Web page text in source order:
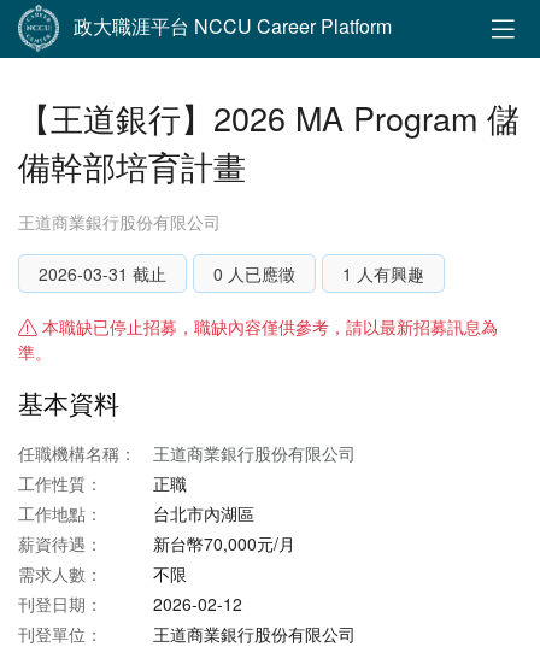
政大職涯平台 NCCU Career Platform
【王道銀行】2026 MA Program 儲
備幹部培育計畫
王道商業銀行股份有限公司
2026-03-31 截止 0 人已應徵 1 人有興趣
本職缺已停止招募，職缺內容僅供參考，請以最新招募訊息為
準。
基本資料
任職機構名稱：
王道商業銀行股份有限公司
工作性質：
正職
工作地點：
台北市內湖區
薪資待遇：
新台幣70,000元/月
需求人數：
不限
刊登日期：
2026-02-12
刊登單位：
王道商業銀行股份有限公司